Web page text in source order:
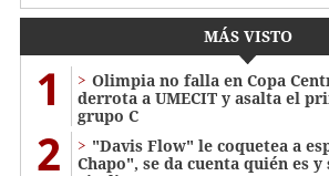
MÁS VISTO
1
Olimpia no falla en Copa
derrota a UMECIT y asalta el
grupo C
2
"Davis Flow" le coquetea a
Chapo", se da cuenta quién es y